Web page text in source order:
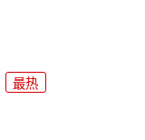
最热